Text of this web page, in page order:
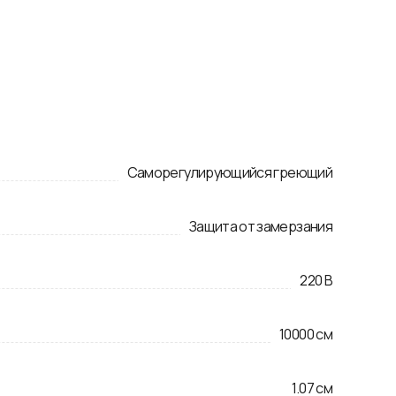
Саморегулирующийся греющий
Защита от замерзания
220В
10000см
1.07см